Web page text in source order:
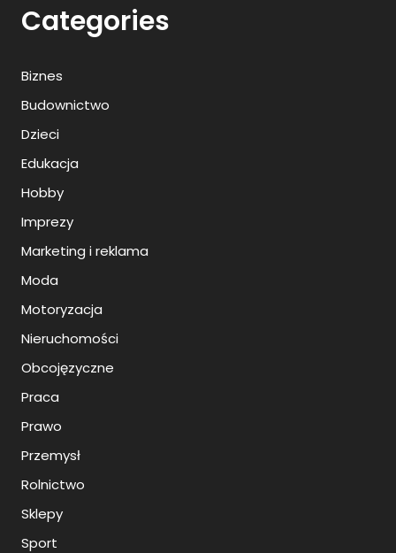
Categories
Biznes
Budownictwo
Dzieci
Edukacja
Hobby
Imprezy
Marketing i reklama
Moda
Motoryzacja
Nieruchomości
Obcojęzyczne
Praca
Prawo
Przemysł
Rolnictwo
Sklepy
Sport